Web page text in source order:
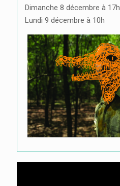
Dimanche 8 décembre à 17h
Lundi 9 décembre à 10h